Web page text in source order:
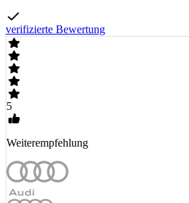
verifizierte Bewertung
5
Weiterempfehlung